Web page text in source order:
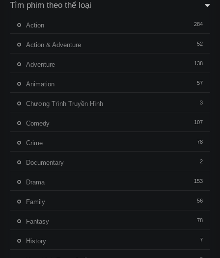
Tìm phim theo thể loại
Action 284
Action & Adventure 52
Adventure 138
Animation 57
Chương Trình Truyền Hình 3
Comedy 107
Crime 78
Documentary 2
Drama 153
Family 56
Fantasy 78
History 7